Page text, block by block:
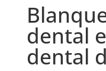
dental
dental